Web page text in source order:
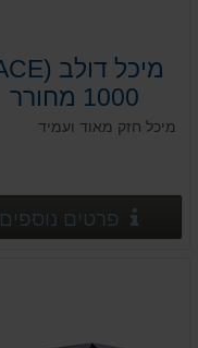
1000 מחורר
120*100*h74
מיכל חזק מאוד ועמיד
פרטים נוספים